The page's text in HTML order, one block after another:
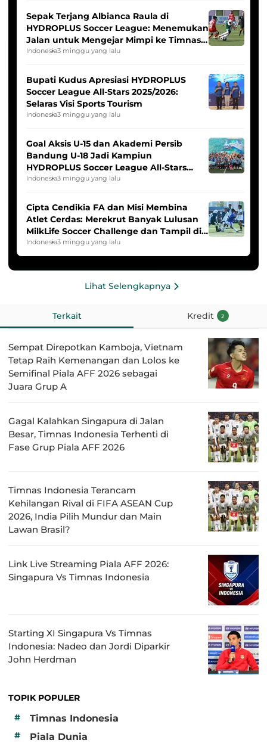
Sepak Terjang Albianca Raula di
HYDROPLUS Soccer League: Menemukan
Jalan untuk Mengejar Mimpi ke Timnas
Indonesia Putri
Indonesia3 minggu yang lalu
Bupati Kudus Apresiasi HYDROPLUS
Soccer League All-Stars 2025/2026:
Selaras Visi Sports Tourism
Indonesia3 minggu yang lalu
Goal Aksis U-15 dan Akademi Persib
Bandung U-18 Jadi Kampiun
HYDROPLUS Soccer League All-Stars
2025/2026
Indonesia3 minggu yang lalu
Cipta Cendikia FA dan Misi Membina
Atlet Cerdas: Merekrut Banyak Lulusan
MilkLife Soccer Challenge dan Tampil di
HYDROPLUS Soccer League
Indonesia3 minggu yang lalu
Lihat Selengkapnya
Terkait Kredit 2
Sempat Direpotkan Kamboja, Vietnam
Tetap Raih Kemenangan dan Lolos ke
Semifinal Piala AFF 2026 sebagai
Juara Grup A
Gagal Kalahkan Singapura di Jalan
Besar, Timnas Indonesia Terhenti di
Fase Grup Piala AFF 2026
Timnas Indonesia Terancam
Kehilangan Rival di FIFA ASEAN Cup
2026, India Pilih Mundur dan Main
Lawan Brasil?
Link Live Streaming Piala AFF 2026:
Singapura Vs Timnas Indonesia
Starting XI Singapura Vs Timnas
Indonesia: Nadeo dan Jordi Diparkir
John Herdman
TOPIK POPULER
#
Timnas Indonesia
# Piala Dunia